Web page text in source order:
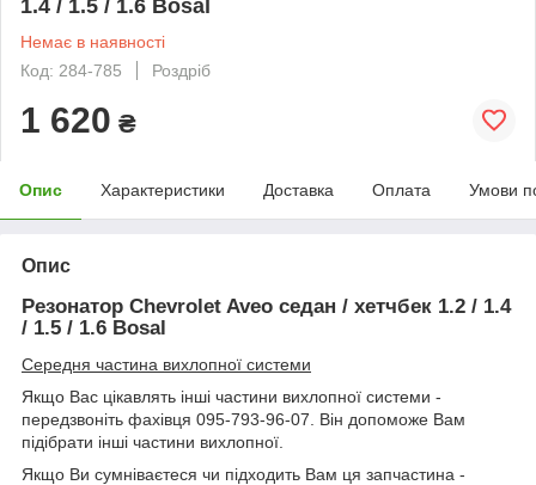
1.4 / 1.5 / 1.6 Bosal
Немає в наявності
Код: 284-785
Роздріб
1 620 ₴
Опис Характеристики Доставка Оплата Умови
Опис
Резонатор Chevrolet Aveo седан / хетчбек 1.2 / 1.4
/ 1.5 / 1.6 Bosal
Середня частина вихлопної системи
Якщо Вас цікавлять інші частини вихлопної системи -
передзвоніть фахівця 095-793-96-07. Він допоможе Вам
підібрати інші частини вихлопної.
Якщо Ви сумніваєтеся чи підходить Вам ця запчастина -